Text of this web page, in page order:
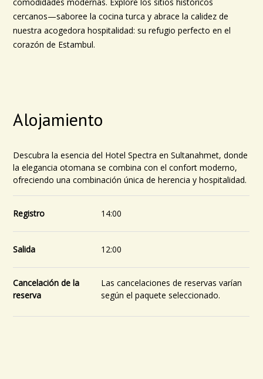
cercanos—saboree la cocina turca y abrace la calidez de
nuestra acogedora hospitalidad: su refugio perfecto en el
corazón de Estambul.
Alojamiento
Descubra la esencia del Hotel Spectra en Sultanahmet, donde
la elegancia otomana se combina con el confort moderno,
ofreciendo una combinación única de herencia y hospitalidad.
Registro 14:00
Salida 12:00
Cancelación de la
reserva
Las cancelaciones de reservas varían
según el paquete seleccionado.